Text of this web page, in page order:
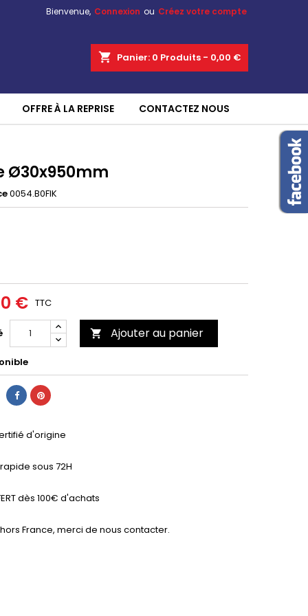
Bienvenue, Connexion ou Créez votre compte
shopping_cart Panier: 0 Produits - 0,00 €
OFFRE À LA REPRISE CONTACTEZ NOUS
Ø30x950mm
0054.B0FIK
€ TTC
 Ajouter au panier
d'origine
sous 72H
dès 100€ d'achats
France, merci de nous contacter.